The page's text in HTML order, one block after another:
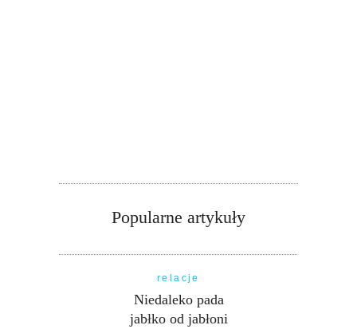
Popularne artykuły
relacje
Niedaleko pada
jabłko od jabłoni